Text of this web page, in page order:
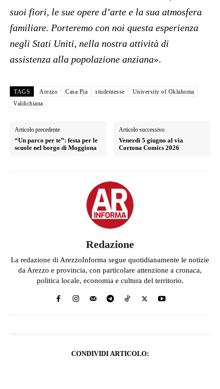
suoi fiori, le sue opere d’arte e la sua atmosfera
familiare. Porteremo con noi questa esperienza
negli Stati Uniti, nella nostra attività di
assistenza alla popolazione anziana».
TAGS Arezzo Casa Pia studentesse
University of Oklahoma
Valdichiana
Articolo precedente
“Un parco per te”: festa per le
scuole nel borgo di Moggiona
Articolo successivo
Venerdì 5 giugno al via
Cortona Comics 2026
Redazione
La redazione di ArezzoInforma segue quotidianamente le notizie
da Arezzo e provincia, con particolare attenzione a cronaca,
politica locale, economia e cultura del territorio.
CONDIVIDI ARTICOLO: